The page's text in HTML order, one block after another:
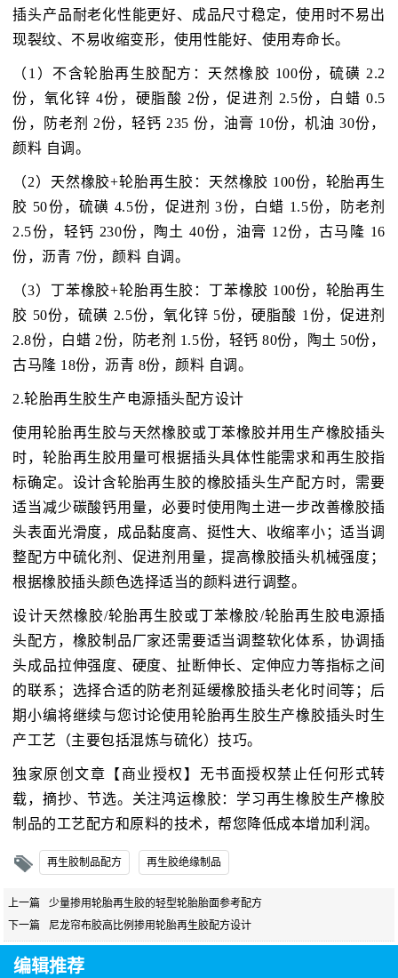
插头产品耐老化性能更好、成品尺寸稳定，使用时不易出
现裂纹、不易收缩变形，使用性能好、使用寿命长。
（1）不含轮胎再生胶配方：天然橡胶 100份，硫磺 2.2
份，氧化锌 4份，硬脂酸 2份，促进剂 2.5份，白蜡 0.5
份，防老剂 2份，轻钙 235 份，油膏 10份，机油 30份，
颜料 自调。
（2）天然橡胶+轮胎再生胶：天然橡胶 100份，轮胎再生
胶 50份，硫磺 4.5份，促进剂 3份，白蜡 1.5份，防老剂
2.5份，轻钙 230份，陶土 40份，油膏 12份，古马隆 16
份，沥青 7份，颜料 自调。
（3）丁苯橡胶+轮胎再生胶：丁苯橡胶 100份，轮胎再生
胶 50份，硫磺 2.5份，氧化锌 5份，硬脂酸 1份，促进剂
2.8份，白蜡 2份，防老剂 1.5份，轻钙 80份，陶土 50份，
古马隆 18份，沥青 8份，颜料 自调。
2.轮胎再生胶生产电源插头配方设计
使用轮胎再生胶与天然橡胶或丁苯橡胶并用生产橡胶插头
时，轮胎再生胶用量可根据插头具体性能需求和再生胶指
标确定。设计含轮胎再生胶的橡胶插头生产配方时，需要
适当减少碳酸钙用量，必要时使用陶土进一步改善橡胶插
头表面光滑度，成品黏度高、挺性大、收缩率小；适当调
整配方中硫化剂、促进剂用量，提高橡胶插头机械强度；
根据橡胶插头颜色选择适当的颜料进行调整。
设计天然橡胶/轮胎再生胶或丁苯橡胶/轮胎再生胶电源插
头配方，橡胶制品厂家还需要适当调整软化体系，协调插
头成品拉伸强度、硬度、扯断伸长、定伸应力等指标之间
的联系；选择合适的防老剂延缓橡胶插头老化时间等；后
期小编将继续与您讨论使用轮胎再生胶生产橡胶插头时生
产工艺（主要包括混炼与硫化）技巧。
独家原创文章【商业授权】无书面授权禁止任何形式转
载，摘抄、节选。关注鸿运橡胶：学习再生橡胶生产橡胶
制品的工艺配方和原料的技术，帮您降低成本增加利润。
再生胶制品配方 再生胶绝缘制品
上一篇
少量掺用轮胎再生胶的轻型轮胎胎面参考配方
下一篇
尼龙帘布胶高比例掺用轮胎再生胶配方设计
编辑推荐